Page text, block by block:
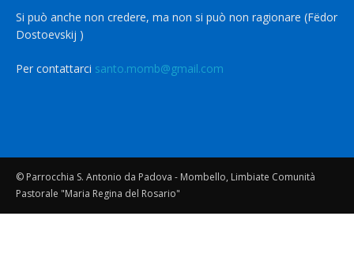
Si può anche non credere, ma non si può non ragionare (Fëdor
Dostoevskij )
Per contattarci santo.momb@gmail.com
© Parrocchia S. Antonio da Padova - Mombello, Limbiate Comunità
Pastorale "Maria Regina del Rosario"